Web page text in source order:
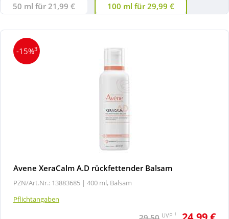
50 ml für 21,99 € 100 ml für 29,99 €
-15%3
Avene XeraCalm A.D rückfettender Balsam
PZN/Art.Nr.: 13883685 | 400 ml, Balsam
Pflichtangaben
UVP 1